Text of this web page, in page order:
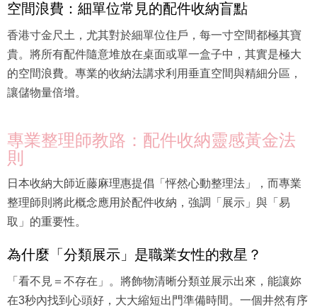
空間浪費：細單位常見的配件收納盲點
香港寸金尺土，尤其對於細單位住戶，每一寸空間都極其寶
貴。將所有配件隨意堆放在桌面或單一盒子中，其實是極大
的空間浪費。專業的收納法講求利用垂直空間與精細分區，
讓儲物量倍增。
專業整理師教路：配件收納靈感黃金法
則
日本收納大師近藤麻理惠提倡「怦然心動整理法」，而專業
整理師則將此概念應用於配件收納，強調「展示」與「易
取」的重要性。
為什麼「分類展示」是職業女性的救星？
「看不見＝不存在」。將飾物清晰分類並展示出來，能讓妳
在3秒內找到心頭好，大大縮短出門準備時間。一個井然有序